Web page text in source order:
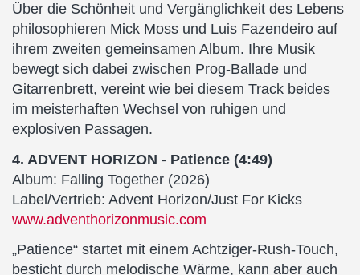
Über die Schönheit und Vergänglichkeit des Lebens
philosophieren Mick Moss und Luis Fazendeiro auf
ihrem zweiten gemeinsamen Album. Ihre Musik
bewegt sich dabei zwischen Prog-Ballade und
Gitarrenbrett, vereint wie bei diesem Track beides
im meisterhaften Wechsel von ruhigen und
explosiven Passagen.
4. ADVENT HORIZON - Patience (4:49)
Album: Falling Together (2026)
Label/Vertrieb: Advent Horizon/Just For Kicks
www.adventhorizonmusic.com
„Patience“ startet mit einem Achtziger-Rush-Touch,
besticht durch melodische Wärme, kann aber auch